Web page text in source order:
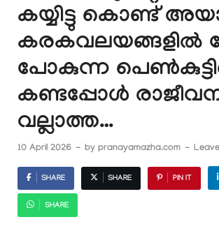
കയ്യിട്ടു കൊണ്ട്
കരകവലയങ്ങളിൽ
പോകുന്ന
കണ്ടപ്പോൾ
വല്ലാത്ത…
10 April 2026 - by pranayamazha.com -
SHARE SHARE PIN IT
SHARE